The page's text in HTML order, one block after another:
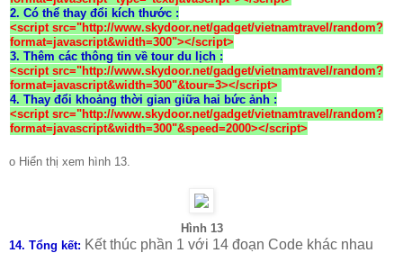
2. Có thể thay đổi kích thước :
<script src="http://www.skydoor.net/gadget/vietnamtravel/random?
format=javascript&width=300"></script>
3. Thêm các thông tin về tour du lịch :
<script src="http://www.skydoor.net/gadget/vietnamtravel/random?
format=javascript&width=300"&tour=3></script>
4. Thay đổi khoảng thời gian giữa hai bức ảnh :
<script src="http://www.skydoor.net/gadget/vietnamtravel/random?
format=javascript&width=300"&speed=2000></script>
o Hiển thị xem hình 13.
Hình 13
14. Tổng kết: Kết thúc phần 1 với 14 đoạn Code khác nhau